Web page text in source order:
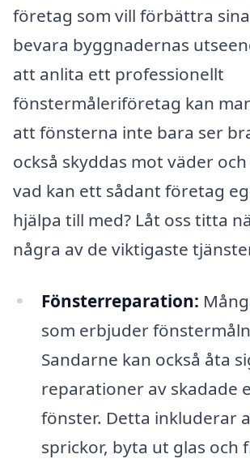
företag som vill förbättra
bevara byggnadernas
att anlita ett professionellt
fönstermåleriföretag kan
att fönsterna inte bara ser
också skyddas mot väder
vad kan ett sådant företag
hjälpa till med? Låt oss titta
några av de viktigaste
Fönsterreparation:
som erbjuder
Sandarne kan också åta
reparationer av skadade
fönster. Detta inkluderar
sprickor, byta ut glas och